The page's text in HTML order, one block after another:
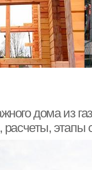
дома из
этапы